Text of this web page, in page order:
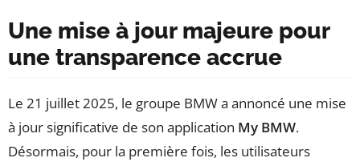
Une mise à jour majeure pour
une transparence accrue
Le 21 juillet 2025, le groupe BMW a annoncé une mise
à jour significative de son application My BMW.
Désormais, pour la première fois, les utilisateurs